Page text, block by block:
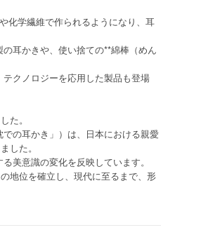
化学繊維で作られるようになり、耳
耳かきや、使い捨ての**綿棒（めん
クノロジーを応用した製品も登場
た。
の耳かき」）は、日本における親愛
した。
美意識の変化を反映しています。
地位を確立し、現代に至るまで、形